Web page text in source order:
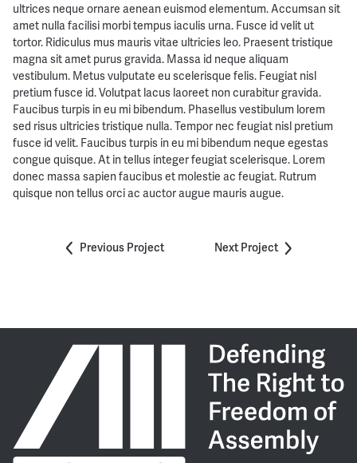
ultrices neque ornare aenean euismod elementum. Accumsan sit
amet nulla facilisi morbi tempus iaculis urna. Fusce id velit ut
tortor. Ridiculus mus mauris vitae ultricies leo. Praesent tristique
magna sit amet purus gravida. Massa id neque aliquam
vestibulum. Metus vulputate eu scelerisque felis. Feugiat nisl
pretium fusce id. Volutpat lacus laoreet non curabitur gravida.
Faucibus turpis in eu mi bibendum. Phasellus vestibulum lorem
sed risus ultricies tristique nulla. Tempor nec feugiat nisl pretium
fusce id velit. Faucibus turpis in eu mi bibendum neque egestas
congue quisque. At in tellus integer feugiat scelerisque. Lorem
donec massa sapien faucibus et molestie ac feugiat. Rutrum
quisque non tellus orci ac auctor augue mauris augue.
Previous Project Next Project